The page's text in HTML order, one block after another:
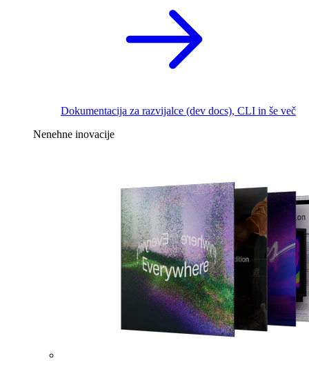
Dokumentacija za razvijalce (dev docs), CLI in še več
Nenehne inovacije